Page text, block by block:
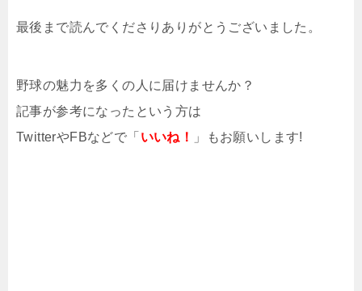
最後まで読んでくださりありがとうございました。
野球の魅力を多くの人に届けませんか？
記事が参考になったという方は
TwitterやFBなどで「 いいね！ 」もお願いします!